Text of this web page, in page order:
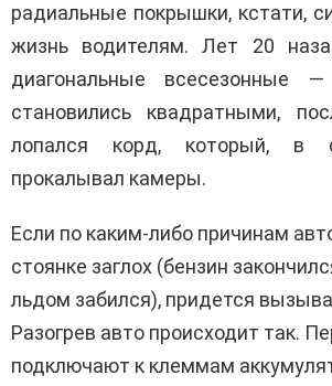
радиальные покрышки, кстати,
жизнь водителям. Лет 20
диагональные всесезонные
становились квадратными,
лопался корд, который, в
прокалывал камеры.
Если по каким-либо причинам
стоянке заглох (бензин
льдом забился), придется
Разогрев авто происходит так.
подключают к клеммам